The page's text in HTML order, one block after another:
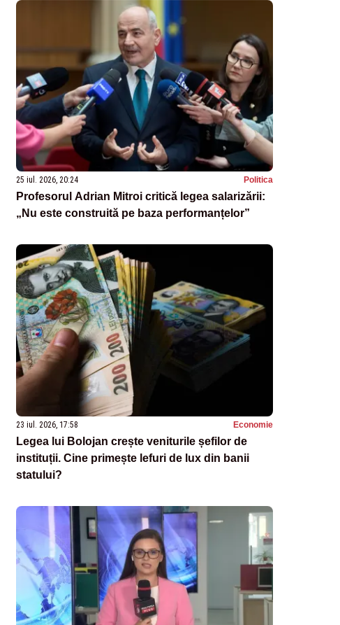
25 iul. 2026, 20:24 Politica
Profesorul Adrian Mitroi critică legea salarizării:
„Nu este construită pe baza performanțelor”
23 iul. 2026, 17:58 Economie
Legea lui Bolojan crește veniturile șefilor de
instituții. Cine primește lefuri de lux din banii
statului?